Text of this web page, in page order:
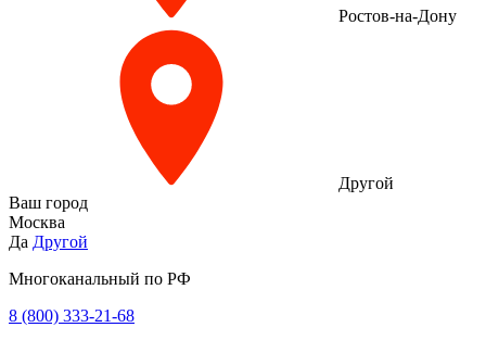
Ростов-на-Дону
Другой
Ваш город
Москва
Да Другой
Многоканальный по РФ
8 (800) 333‑21-68